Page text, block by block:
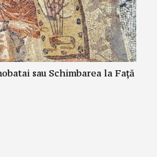
sau Schimbarea la Față